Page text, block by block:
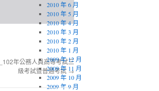
年公務人員高等考試三
級考試暨普通考試 →
2010 年 6 月
2010 年 5 月
2010 年 4 月
2010 年 3 月
2010 年 2 月
2010 年 1 月
2009 年 12 月
2009 年 11 月
2009 年 10 月
2009 年 9 月